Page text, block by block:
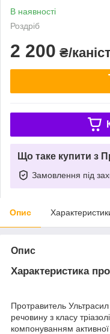
В наявності
Роздріб
2 200 ₴/
Що таке купити з
Замовлення під
Опис
Опис
Характеристика
Протравитель
речовину з класу
компонуванням